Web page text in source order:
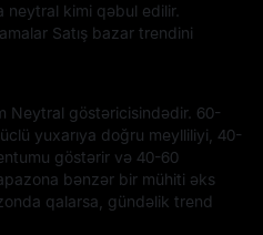
neytral kimi qəbul edilir.
Satış bazar trendini
Neytral göstəricisindədir. 60-
yuxarıya doğru meylliliyi, 40-
göstərir və 40-60
bənzər bir mühiti əks
qalarsa, gündəlik trend